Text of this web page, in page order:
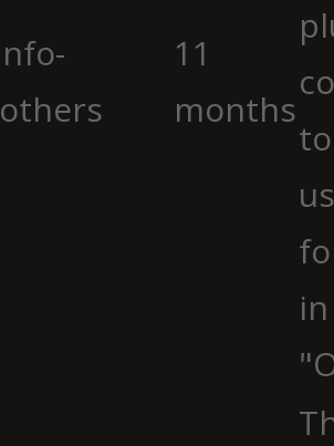
11
months